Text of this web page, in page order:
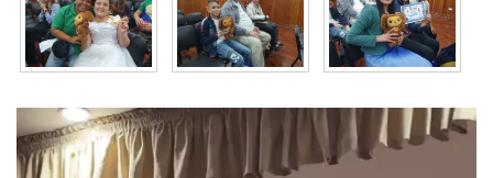
Видеоплеер